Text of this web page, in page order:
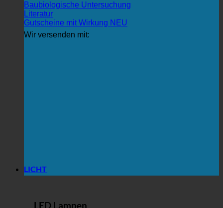
Baubiologische Untersuchung
Literatur
Gutscheine mit Wirkung
Wir versenden mit:
LICHT
LED Lampen